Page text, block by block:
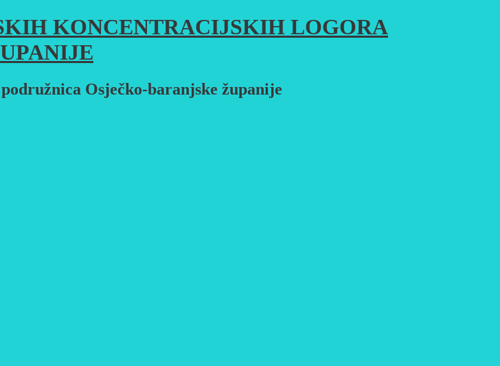
KONCENTRACIJSKIH LOGORA
Osječko-baranjske županije